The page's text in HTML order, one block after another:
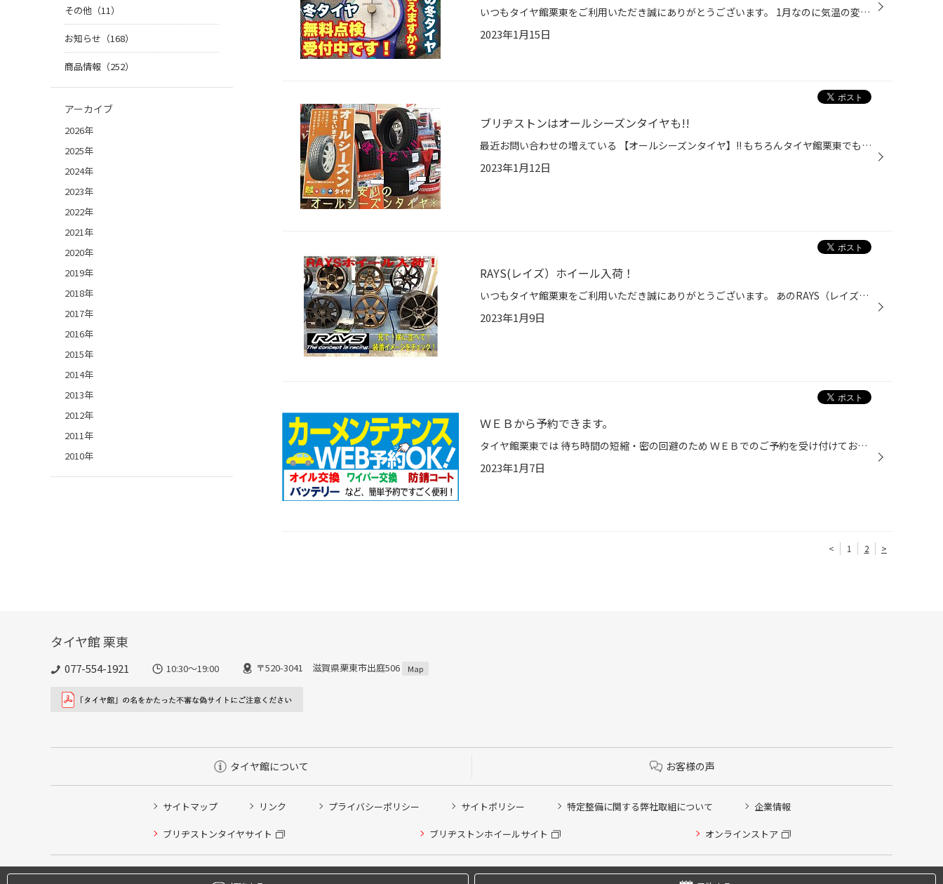
いつもタイヤ館栗東をご利用いただき誠にありがとうございます。 1月なのに気温の変化が激しく体調管理が難しい季節ですね。 皆様は、すでにお車の冬道対策されておられると思いますが 今ご使用中のスタッドレスタイヤ（冬タイヤ）は大丈夫でしょうか？ タイヤ館では、タイヤの無料点検を受付中です...
2023年1月15日
ブリヂストンはオールシーズンタイヤも!!
最近お問い合わせの増えている 【オールシーズンタイヤ】!! もちろんタイヤ館栗東でも ブリヂストン製オールシーズンタイヤのお取り扱い 在庫をそろえております☆” 『スタッドレスタイヤまでは必要ないけど、 ちょっと雪が降った時は心配…』 そんなシチュエーションもありますよね!! ◎突然の降雪に...
2023年1月12日
RAYS(レイズ）ホイール入荷！
いつもタイヤ館栗東をご利用いただき誠にありがとうございます。 あのRAYS（レイズ）ホイールがタイヤ館栗東に入荷いたしました！ 入荷したホイールは ①ボルクレーシング NE24 RAYSサイト ボルクレーシングNE24はこちら ②ボルクレーシング TE37SB tourer SR RAYSサイト ボルクレーシングTE37SB tour...
2023年1月9日
ＷＥＢから予約できます。
タイヤ館栗東では 待ち時間の短縮・密の回避のため ＷＥＢでのご予約を受け付けております。 オイル交換・バッテリー交換・ワイパー交換 エアコンフィルター・防錆コート・脱着 などご用命の際は ぜひ、ご利用ください。 予約方法はとても簡単♪パソコン、スマホから簡単操作♪ まずは、サイト内入り...
2023年1月7日
< 1 2 >
その他（11）
お知らせ（168）
商品情報（252）
アーカイブ
2026年
2025年
2024年
2023年
2022年
2021年
2020年
2019年
2018年
2017年
2016年
2015年
2014年
2013年
2012年
2011年
2010年
タイヤ館 栗東
077-554-1921 10:30～19:00 〒520-3041 滋賀県栗東市出庭506 Map
タイヤ館について お客様の声
サイトマップ リンク プライバシーポリシー サイトポリシー 特定整備に関する弊社取組について 企業情報
ブリヂストンタイヤサイト ブリヂストンホイールサイト オンラインストア
タイヤ点検・安全点検/タイヤ履き替え/オイル交換/その他ピット作業の予約
クローク契約会員専用タイヤ履き替え※タイヤ履き替えを希望のクローク契約会員の方はこちらを選択ください
本日のタイヤ履き替え順番待ち予約 ※クローク契約会員の方はご利用いただけません